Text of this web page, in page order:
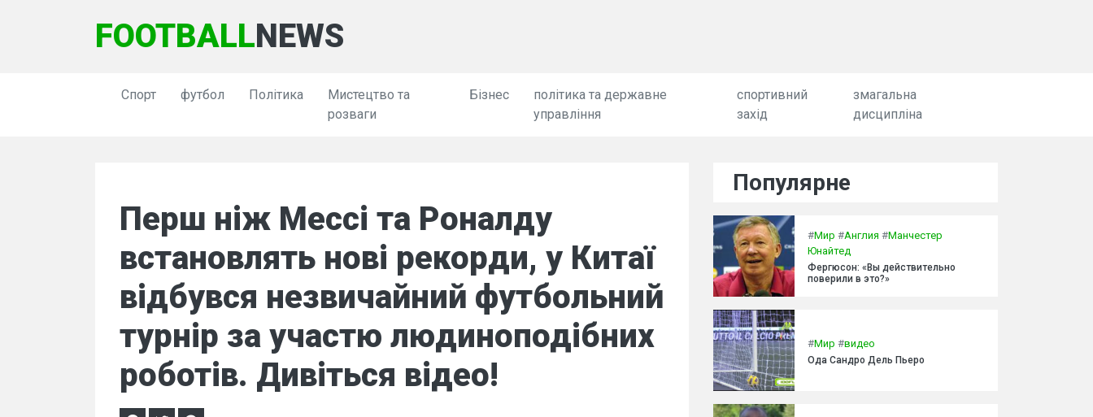
FOOTBALLNEWS
Спорт футбол Політика
Мистецтво та
розваги
Бізнес
політика та державне
управління
спортивний
захід
змагальна
дисципліна
Перш ніж Мессі та Роналду
встановлять нові рекорди, у Китаї
відбувся незвичайний футбольний
турнір за участю людиноподібних
роботів. Дивіться відео!
Популярне
#Мир #Англия #Манчестер
Юнайтед
Фергюсон: «Вы действительно
поверили в это?»
#Мир #видео
Ода Сандро Дель Пьеро